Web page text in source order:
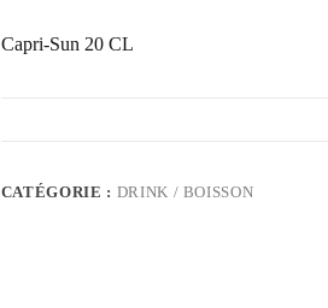
Capri-Sun 20 CL
CATÉGORIE : DRINK / BOISSON